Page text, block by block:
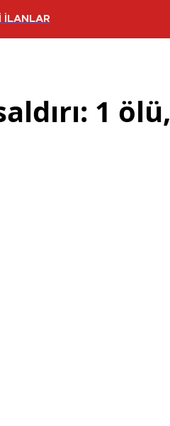
İLANLAR
1 ölü,